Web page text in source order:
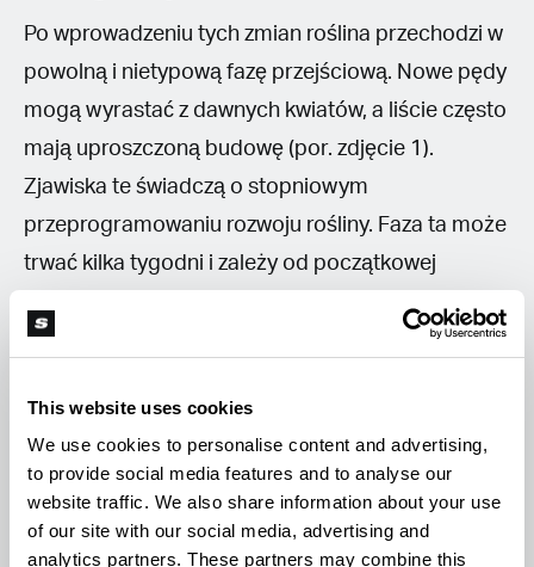
This website uses cookies
We use cookies to personalise content and advertising,
to provide social media features and to analyse our
website traffic. We also share information about your use
of our site with our social media, advertising and
analytics partners. These partners may combine this
Po wprowadzeniu tych zmian roślina przechodzi w
powolną i nietypową fazę przejściową. Nowe pędy
mogą wyrastać z dawnych kwiatów, a liście często
mają uproszczoną budowę (por. zdjęcie 1).
Zjawiska te świadczą o stopniowym
przeprogramowaniu rozwoju rośliny. Faza ta może
trwać kilka tygodni i zależy od początkowej
minimum. Przycinanie, przesadzanie czy nagłe
zmiany warunków mogą zakłócić proces
regeneracji. Gdy roślina wróci do aktywnego
wzrostu, zacznie wytwarzać pędy odpowiednie do